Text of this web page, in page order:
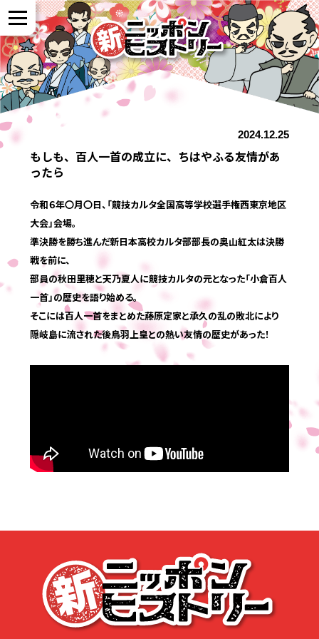
NEWS
全国展開について
よくある質問
応募する
2024.12.25
もしも、百人一首の成立に、ちはやふる友情があ
ったら
令和６年〇月〇日、「競技カルタ全国高等学校選手権西東京地区
大会」会場。
準決勝を勝ち進んだ新日本高校カルタ部部長の奥山紅太は決勝
戦を前に、
部員の秋田里穂と天乃夏人に競技カルタの元となった「小倉百人
一首」の歴史を語り始める。
そこには百人一首をまとめた藤原定家と承久の乱の敗北により
隠岐島に流された後鳥羽上皇との熱い友情の歴史があった！